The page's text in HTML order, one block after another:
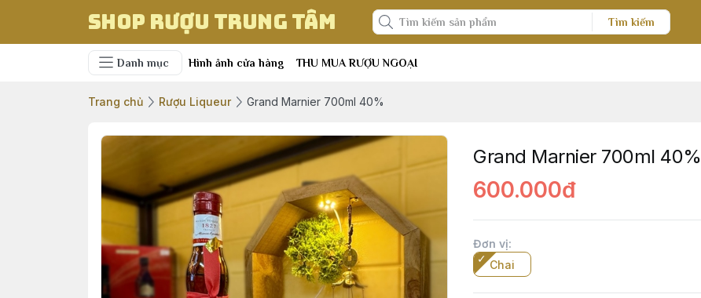
Shop Rượu Trung Tâm Tìm kiếm
Danh mục Hình ảnh cửa hàng THU MUA RƯỢU NGOẠI
Trang chủ Rượu Liqueur Grand Marnier 700ml 40%
Grand Marnier 700ml 40%
600.000đ
Đơn vị:
Chai